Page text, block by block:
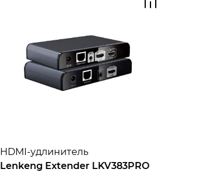
HDMI-удлинитель
Lenkeng Extender LKV383PRO